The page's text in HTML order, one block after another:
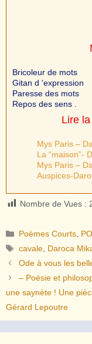
Bricoleur de mots
Gitan d 'expression
Paresse des mots
Repos des sens .
Lire
Mys Paris –
La “maison”-
Mys Paris –
Auspices-
Nombre de Vues :
Catégories
Poèmes Courts,
Étiquettes
cavale, Daroca
Ode à vous les
– Poésie et
une saynète ! Une
Gérard Lepoutre